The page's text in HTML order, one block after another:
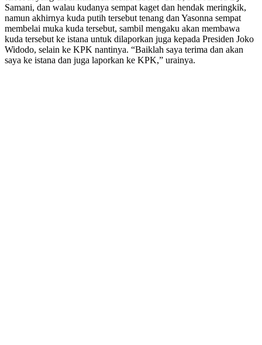
Samani, dan walau kudanya sempat kaget dan hendak meringkik,
namun akhirnya kuda putih tersebut tenang dan Yasonna sempat
membelai muka kuda tersebut, sambil mengaku akan membawa
kuda tersebut ke istana untuk dilaporkan juga kepada Presiden Joko
Widodo, selain ke KPK nantinya. “Baiklah saya terima dan akan
saya ke istana dan juga laporkan ke KPK,” urainya.